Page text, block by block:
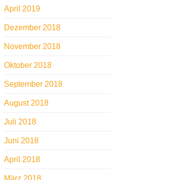
April 2019
Dezember 2018
November 2018
Oktober 2018
September 2018
August 2018
Juli 2018
Juni 2018
April 2018